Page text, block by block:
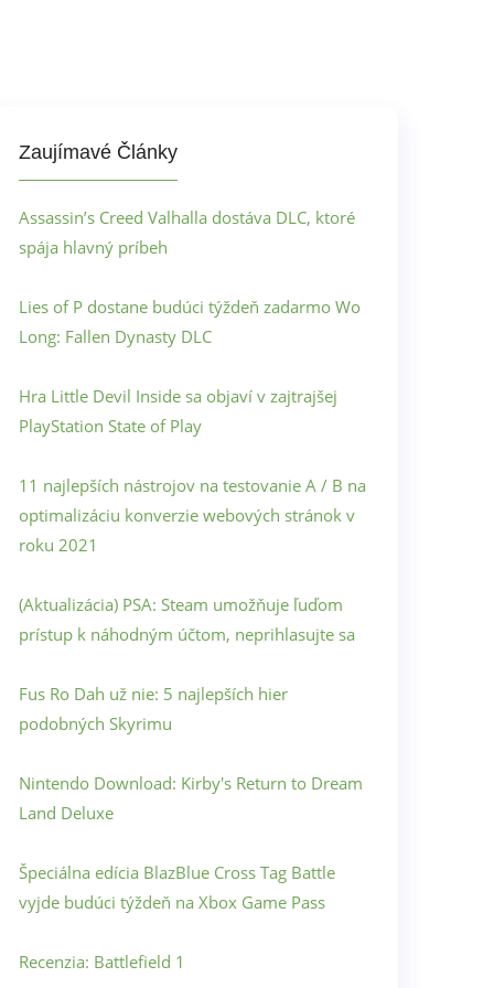
Zaujímavé Články
Assassin’s Creed Valhalla dostáva DLC, ktoré
spája hlavný príbeh
Lies of P dostane budúci týždeň zadarmo Wo
Long: Fallen Dynasty DLC
Hra Little Devil Inside sa objaví v zajtrajšej
PlayStation State of Play
11 najlepších nástrojov na testovanie A / B na
optimalizáciu konverzie webových stránok v
roku 2021
(Aktualizácia) PSA: Steam umožňuje ľuďom
prístup k náhodným účtom, neprihlasujte sa
Fus Ro Dah už nie: 5 najlepších hier
podobných Skyrimu
Nintendo Download: Kirby's Return to Dream
Land Deluxe
Špeciálna edícia BlazBlue Cross Tag Battle
vyjde budúci týždeň na Xbox Game Pass
Recenzia: Battlefield 1